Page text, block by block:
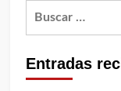
Buscar:
Entradas